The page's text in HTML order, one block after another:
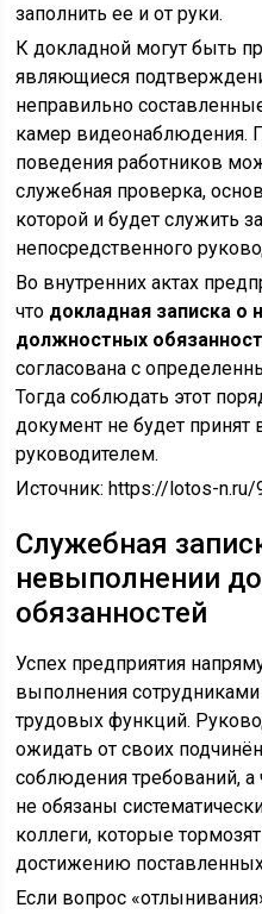
заполнить ее и от руки.
К докладной могут быть
являющиеся
неправильно
камер видеонаблюдения.
поведения работников
служебная проверка,
которой и будет служить
непосредственного
Во внутренних актах
что докладная записка о
должностных
согласована с
Тогда соблюдать этот
документ не будет
руководителем.
Источник:https://lotos-n.ru/
Служебная
невыполнении
обязанностей
Успех предприятия
выполнения
трудовых функций.
ожидать от своих
соблюдения требований,
не обязаны
коллеги, которые
достижению
Если вопрос